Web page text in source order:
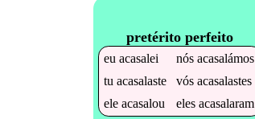
pretérito perfeito
euacasalei nósacasalámos
tuacasalaste vósacasalastes
eleacasalou elesacasalaram